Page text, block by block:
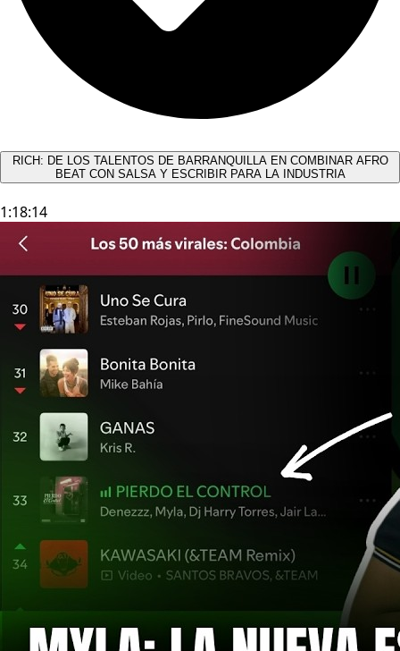
RICH: DE LOS TALENTOS DE BARRANQUILLA EN COMBINAR AFRO
BEAT CON SALSA Y ESCRIBIR PARA LA INDUSTRIA
1:18:14